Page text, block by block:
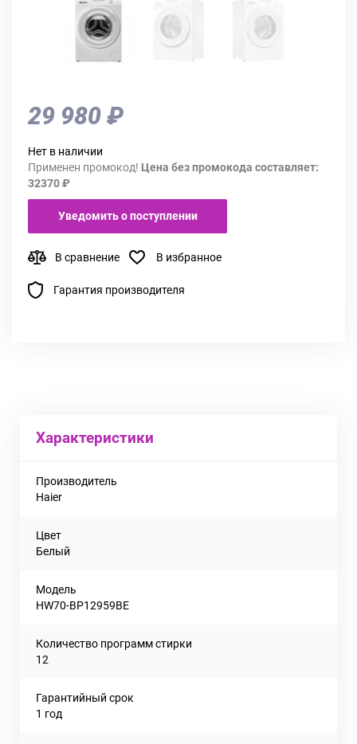
29 980 ₽
Нет в наличии
Применен промокод! Цена без промокода составляет:
32370 ₽
Уведомить о поступлении
В сравнение В избранное
Гарантия производителя
Характеристики
Производитель
Haier
Цвет
Белый
Модель
HW70-BP12959BE
Количество программ стирки
12
Гарантийный срок
1 год